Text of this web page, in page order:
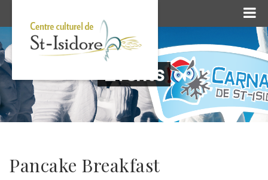
Events
Pancake Breakfast